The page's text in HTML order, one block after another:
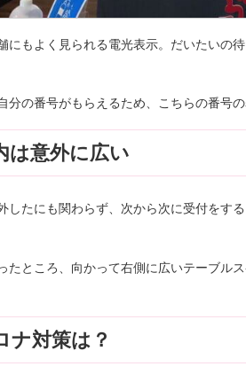
にもよく見られる電光表示。だいたいの
分の番号がもらえるため、こちらの番号の
は意外に広い
したにも関わらず、次から次に受付をす
たところ、向かって右側に広いテーブル
ナ対策は？